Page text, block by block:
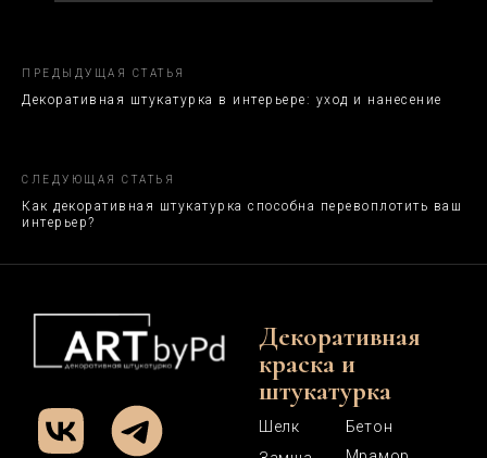
ПРЕДЫДУЩАЯ СТАТЬЯ
Декоративная штукатурка в интерьере: уход и нанесение
СЛЕДУЮЩАЯ СТАТЬЯ
Как декоративная штукатурка способна перевоплотить ваш
интерьер?